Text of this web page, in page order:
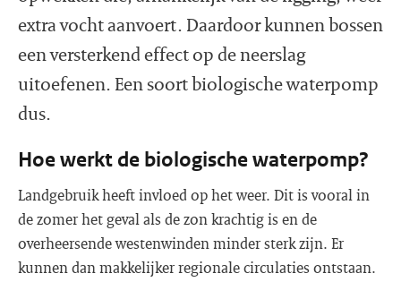
extra vocht aanvoert. Daardoor kunnen bossen
een versterkend effect op de neerslag
uitoefenen. Een soort biologische waterpomp
dus.
Hoe werkt de biologische waterpomp?
Landgebruik heeft invloed op het weer. Dit is vooral in
de zomer het geval als de zon krachtig is en de
overheersende westenwinden minder sterk zijn. Er
kunnen dan makkelijker regionale circulaties ontstaan.